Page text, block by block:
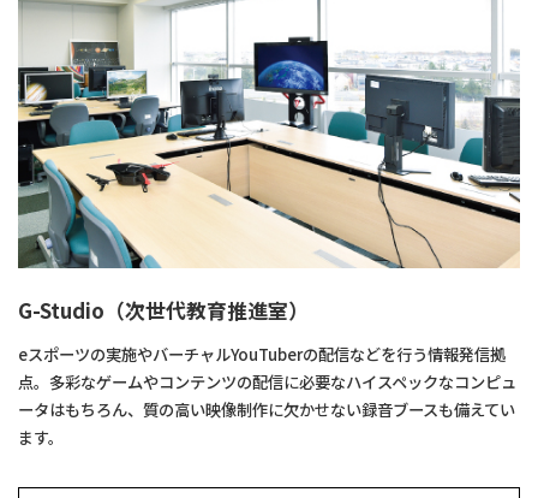
G-Studio（次世代教育推進室）
eスポーツの実施やバーチャルYouTuberの配信などを行う情報発信拠
点。多彩なゲームやコンテンツの配信に必要なハイスペックなコンピュ
ータはもちろん、質の高い映像制作に欠かせない録音ブースも備えてい
ます。